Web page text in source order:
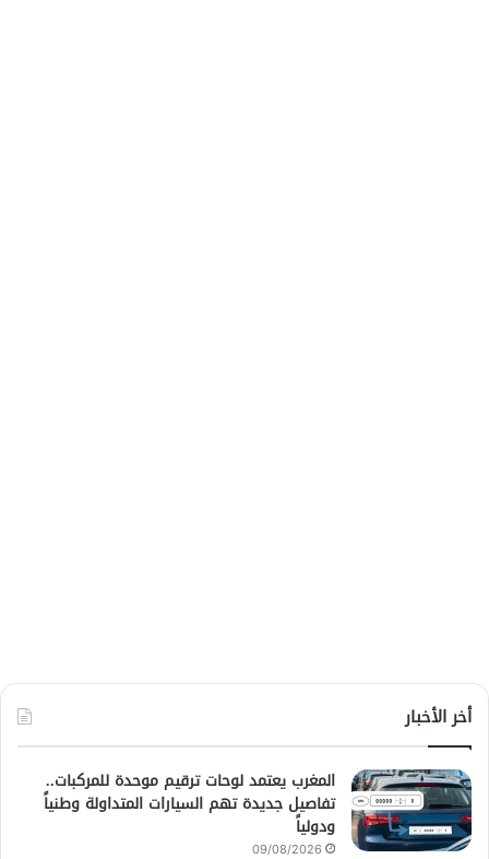
أخر الأخبار
المغرب يعتمد لوحات ترقيم موحدة للمركبات..
تفاصيل جديدة تهم السيارات المتداولة وطنياً
ودولياً
09/08/2026